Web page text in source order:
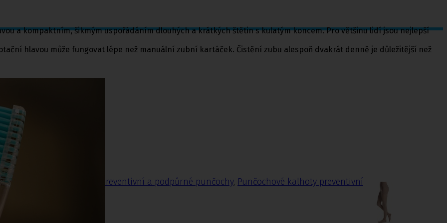
punčochy Lýtkové preventivní a podpůrné punčochy, Punčochové kalhoty preventivní
a kompaktním, šikmým uspořádáním dlouhých a krátkých štětin s kulatým koncem. Pro většinu lidí jsou nejlepší
hlavou může fungovat lépe než manuální zubní kartáček. Čistění zubu alespoň dvakrát denně je důležitější než